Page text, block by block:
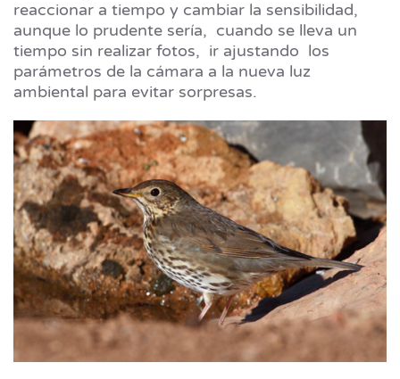
reaccionar a tiempo y cambiar la sensibilidad,
aunque lo prudente sería, cuando se lleva un
tiempo sin realizar fotos, ir ajustando los
parámetros de la cámara a la nueva luz
ambiental para evitar sorpresas.